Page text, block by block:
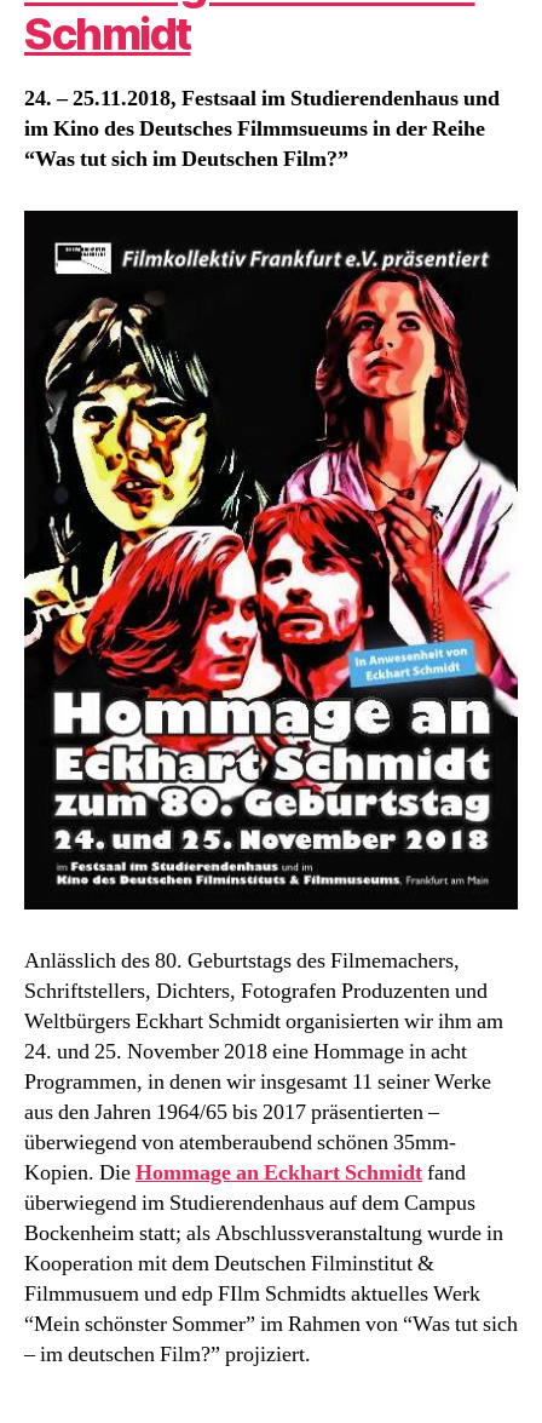
Schmidt
24. – 25.11.2018, Festsaal im Studierendenhaus und
im Kino des Deutsches Filmmsueums in der Reihe
“Was tut sich im Deutschen Film?”
Anlässlich des 80. Geburtstags des Filmemachers,
Schriftstellers, Dichters, Fotografen Produzenten und
Weltbürgers Eckhart Schmidt organisierten wir ihm am
24. und 25. November 2018 eine Hommage in acht
Programmen, in denen wir insgesamt 11 seiner Werke
aus den Jahren 1964/65 bis 2017 präsentierten –
überwiegend von atemberaubend schönen 35mm-
Kopien. DieHommage an Eckhart Schmidtfand
überwiegend im Studierendenhaus auf dem Campus
Bockenheim statt; als Abschlussveranstaltung wurde in
Kooperation mit dem Deutschen Filminstitut &
Filmmusuem und edp FIlm Schmidts aktuelles Werk
“Mein schönster Sommer” im Rahmen von “Was tut sich
– im deutschen Film?” projiziert.